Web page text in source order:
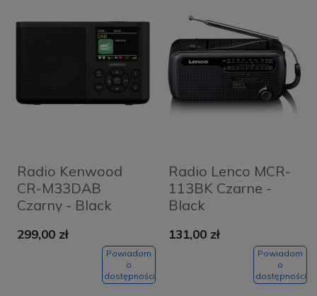
Radio Kenwood
CR-M33DAB
Czarny - Black
299,00 zł
Powiadom
o
dostępności
Radio Lenco MCR-
113BK Czarne -
Black
131,00 zł
Powiadom
o
dostępności